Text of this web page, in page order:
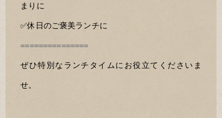
まりに
✅休日のご褒美ランチに
===============
ぜひ特別なランチタイムにお役立てくださいま
せ。